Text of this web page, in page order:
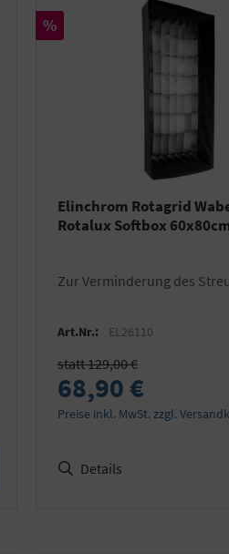
Rabatt
%
Elinchrom Rotagrid
Rotalux Softbox
zur Verminderung des
Art.Nr.: EL26110
statt 129,00 €
68,90 €
Preise inkl. MwSt. zzgl.
Details